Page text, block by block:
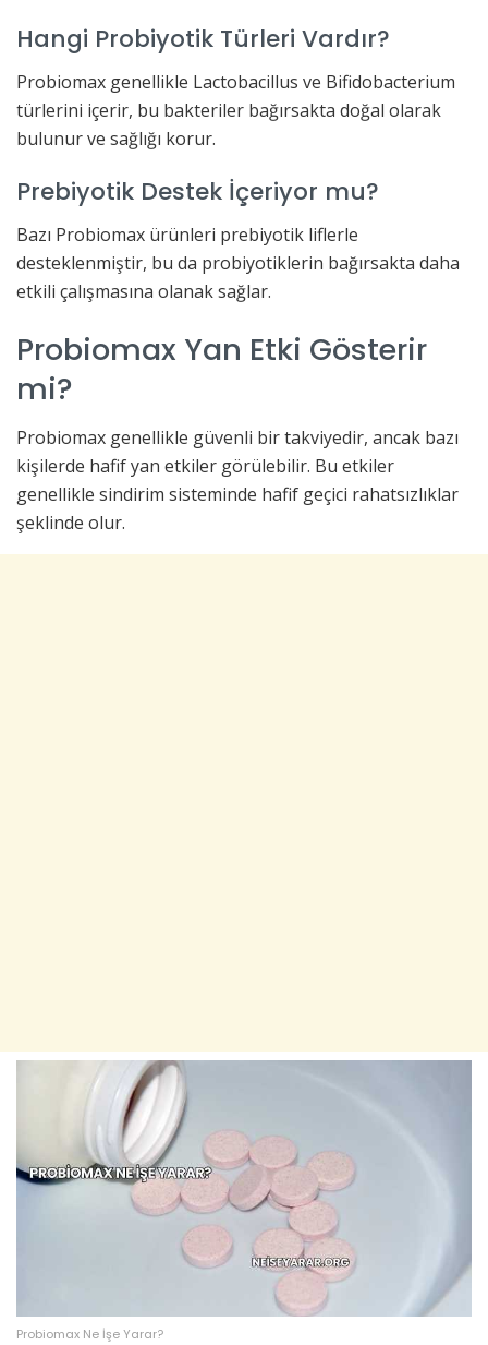
Hangi Probiyotik Türleri Vardır?
Probiomax genellikle Lactobacillus ve Bifidobacterium
türlerini içerir, bu bakteriler bağırsakta doğal olarak
bulunur ve sağlığı korur.
Prebiyotik Destek İçeriyor mu?
Bazı Probiomax ürünleri prebiyotik liflerle
desteklenmiştir, bu da probiyotiklerin bağırsakta daha
etkili çalışmasına olanak sağlar.
Probiomax Yan Etki Gösterir
mi?
Probiomax genellikle güvenli bir takviyedir, ancak bazı
kişilerde hafif yan etkiler görülebilir. Bu etkiler
genellikle sindirim sisteminde hafif geçici rahatsızlıklar
şeklinde olur.
Probiomax Ne İşe Yarar?